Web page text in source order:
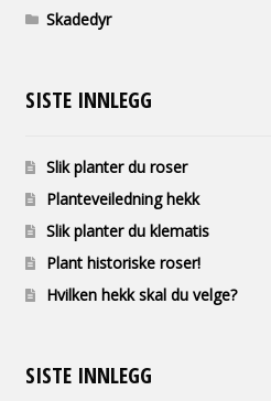
Skadedyr
SISTE INNLEGG
Slik planter du roser
Planteveiledning hekk
Slik planter du klematis
Plant historiske roser!
Hvilken hekk skal du velge?
SISTE INNLEGG